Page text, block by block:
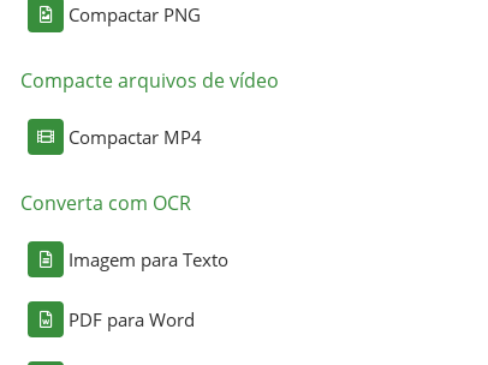
Compactar PNG
Compacte arquivos de vídeo
Compactar MP4
Converta com OCR
Imagem para Texto
PDF para Word